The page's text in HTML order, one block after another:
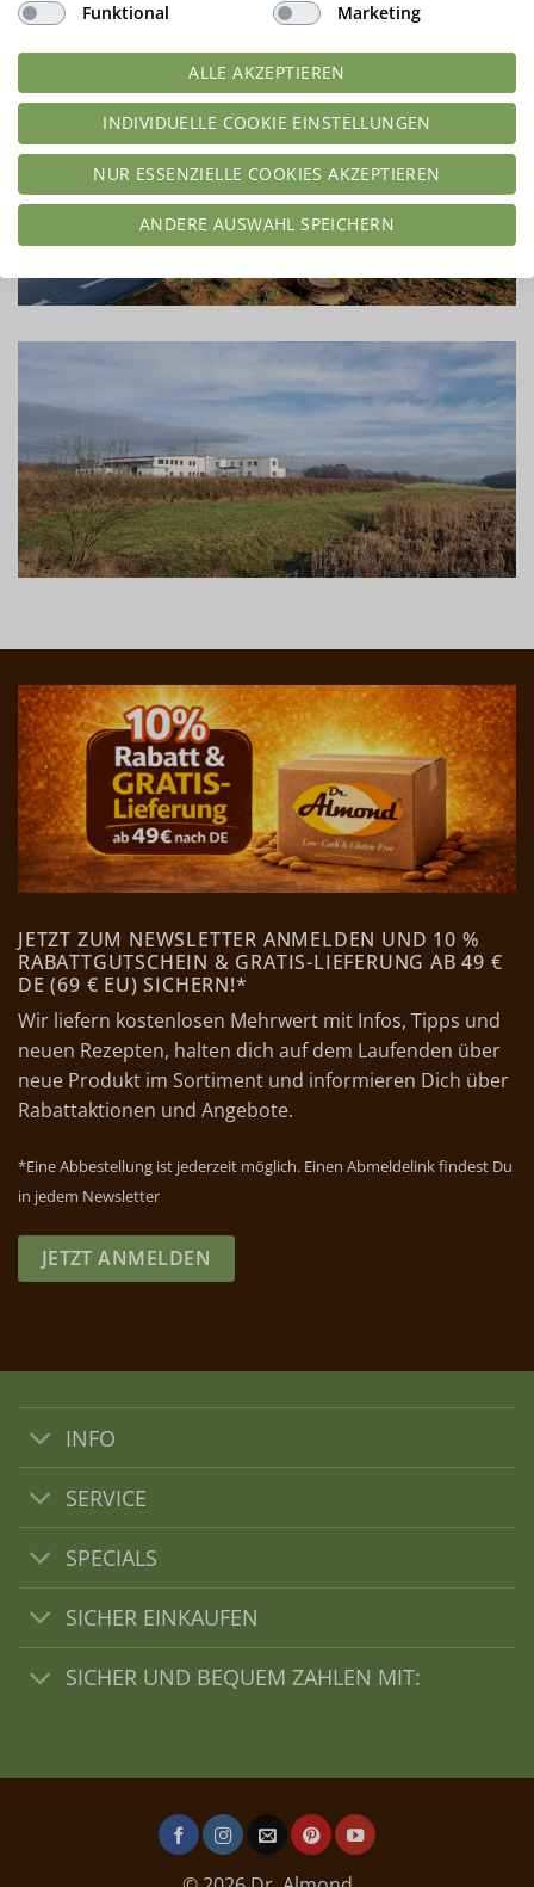
JETZT ZUM NEWSLETTER ANMELDEN UND 10 %
RABATTGUTSCHEIN & GRATIS-LIEFERUNG AB 49 €
DE (69 € EU) SICHERN!*
Wir liefern kostenlosen Mehrwert mit Infos, Tipps und
neuen Rezepten, halten dich auf dem Laufenden über
neue Produkt im Sortiment und informieren Dich über
Rabattaktionen und Angebote.
*Eine Abbestellung ist jederzeit möglich. Einen Abmeldelink findest Du
in jedem Newsletter
JETZT ANMELDEN
INFO
SERVICE
SPECIALS
SICHER EINKAUFEN
SICHER UND BEQUEM ZAHLEN MIT:
Funktional
Marketing
ALLE AKZEPTIEREN
INDIVIDUELLE COOKIE EINSTELLUNGEN
NUR ESSENZIELLE COOKIES AKZEPTIEREN
ANDERE AUSWAHL SPEICHERN